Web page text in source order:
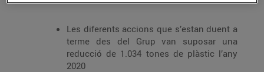
Les diferents accions que s’estan duent a
terme des del Grup van suposar una
reducció de 1.034 tones de plàstic l’any
2020